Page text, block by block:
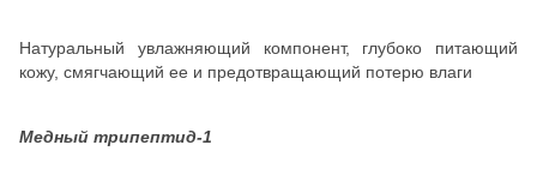
Натуральный увлажняющий компонент, глубоко питающий
кожу, смягчающий ее и предотвращающий потерю влаги
Медный трипептид-1